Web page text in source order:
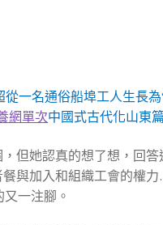
一名通俗船埠工人生長
網單次中國式古代化山東
但她認真的想了想，回
餐與加入和組織工會的權
一注腳。